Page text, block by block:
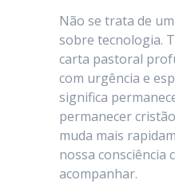
Não se trata de
sobre tecnologia.
carta pastoral
com urgência e
significa
permanecer
muda mais
nossa consciência
acompanhar.